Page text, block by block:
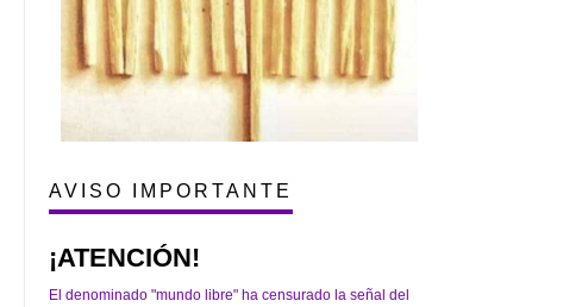
AVISO IMPORTANTE
¡ATENCIÓN!
El denominado "mundo libre" ha censurado la señal del